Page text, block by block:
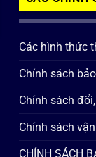
Các hình thức
Chính sách
Chính sách
Chính sách
CHÍNH SÁCH